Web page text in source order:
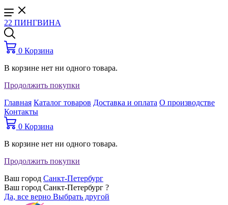
22 ПИНГВИНА
0 Корзина
В корзине нет ни одного товара.
Продолжить покупки
Главная Каталог товаров Доставка и оплата О производстве
Контакты
0 Корзина
В корзине нет ни одного товара.
Продолжить покупки
Ваш город Санкт-Петербург
Ваш город Санкт-Петербург ?
Да, все верно Выбрать другой